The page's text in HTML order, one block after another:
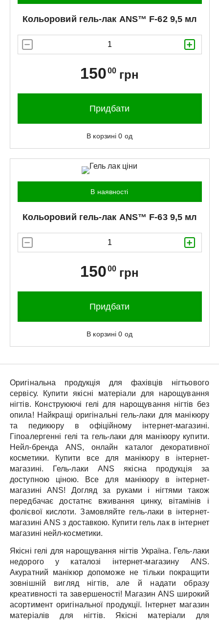
Кольоровий гель-лак ANS™ F-62 9,5 мл
15000 грн
Придбати
В корзині0 од
В наявності
Кольоровий гель-лак ANS™ F-63 9,5 мл
15000 грн
Придбати
В корзині0 од
Оригінальна продукція для фахівців нігтьового
сервісу.
Купити якісні матеріали для нарощування
нігтів. Конструюючі гелі для нарощування нігтів без
опила! Найкращі оригінальні гель-лаки для манікюру
та педикюру в офіційному інтернет-магазині.
Гіпоалергенні гелі та гель-лаки для манікюру купити.
Нейл-бренда ANS, онлайн каталог декоративної
косметики.
Купити все для манікюру в інтернет-
магазині.
Гель-лаки ANS якісна продукція за
доступною ціною.
Все для манікюру в інтернет-
магазині ANS!
Догляд за руками і нігтями також
передбачає достатнє вживання цинку, вітамінів і
фолієвої кислоти. Замовляйте гель-лаки в інтернет-
магазині ANS з доставкою. Купити гель лак в інтернет
магазині нейл-косметики.
Якісні гелі для нарощування нігтів Україна. Гель-лаки
недорого у каталозі інтернет-магазину ANS.
Акуратний манікюр допоможе не тільки покращити
зовнішній вигляд нігтів, але й надати образу
креативності та завершеності! Магазин ANS широкий
асортимент оригінальної продукції.
Інтернет магазин
матеріалів для нігтів.
Якісні матеріали для